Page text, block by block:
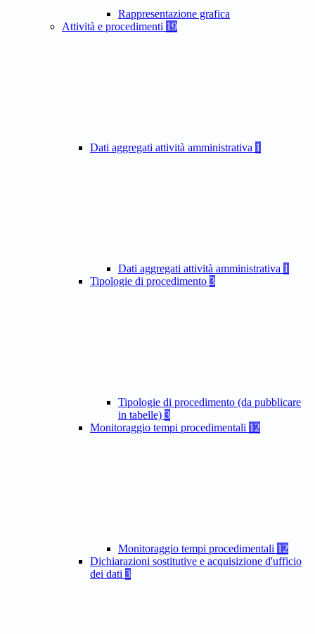
Rappresentazione grafica
Attività e procedimenti 19
Dati aggregati attività amministrativa 1
Dati aggregati attività amministrativa 1
Tipologie di procedimento 3
Tipologie di procedimento (da pubblicare
in tabelle) 3
Monitoraggio tempi procedimentali 12
Monitoraggio tempi procedimentali 12
Dichiarazioni sostitutive e acquisizione d'ufficio
dei dati 3